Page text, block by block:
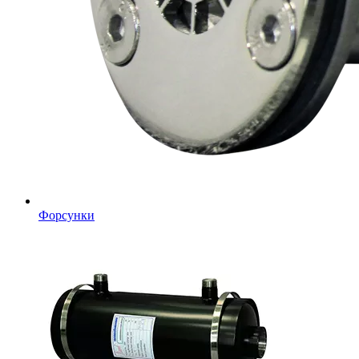
Форсунки